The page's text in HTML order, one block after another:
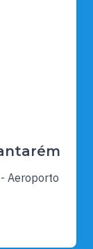
- Aeroporto